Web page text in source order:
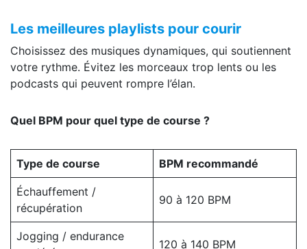
Les meilleures playlists pour courir
Choisissez des musiques dynamiques, qui soutiennent
votre rythme. Évitez les morceaux trop lents ou les
podcasts qui peuvent rompre l’élan.
Quel BPM pour quel type de course ?
Type de course BPM recommandé
Échauffement /
récupération
90 à 120 BPM
Jogging / endurance
120 à 140 BPM